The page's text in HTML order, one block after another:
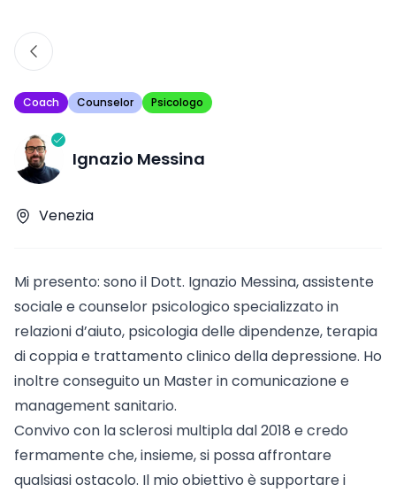
Coach Counselor Psicologo
Ignazio Messina
Venezia
Mi presento: sono il Dott. Ignazio Messina, assistente
sociale e counselor psicologico specializzato in
relazioni d’aiuto, psicologia delle dipendenze, terapia
di coppia e trattamento clinico della depressione. Ho
inoltre conseguito un Master in comunicazione e
management sanitario.
Convivo con la sclerosi multipla dal 2018 e credo
fermamente che, insieme, si possa affrontare
qualsiasi ostacolo. Il mio obiettivo è supportare i